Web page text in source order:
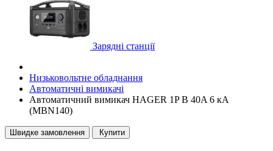
Зарядні станції
Низьковольтне обладнання
Автоматичні вимикачі
Автоматичний вимикач HAGER 1P B 40A 6 кА
(MBN140)
Швидке замовлення Купити